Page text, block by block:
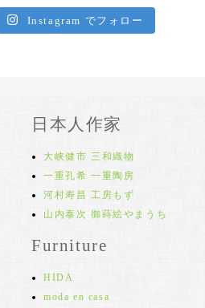
Instagram でフォロー
日本人作家
大峡健市 三和織物
一重孔希 一重陶房
河村寿昌 工房もず
山内泰次 御蒔絵やまうち
Furniture
HIDA
moda en casa